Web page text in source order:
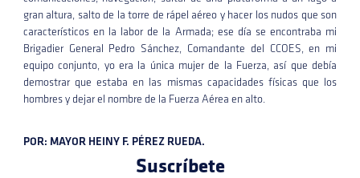
gran altura, salto de la torre de rápel aéreo y hacer los nudos que son
característicos en la labor de la Armada; ese día se encontraba mi
Brigadier General Pedro Sánchez, Comandante del CCOES, en mi
equipo conjunto, yo era la única mujer de la Fuerza, así que debía
demostrar que estaba en las mismas capacidades físicas que los
hombres y dejar el nombre de la Fuerza Aérea en alto.
POR: MAYOR HEINY F. PÉREZ RUEDA.
Suscríbete